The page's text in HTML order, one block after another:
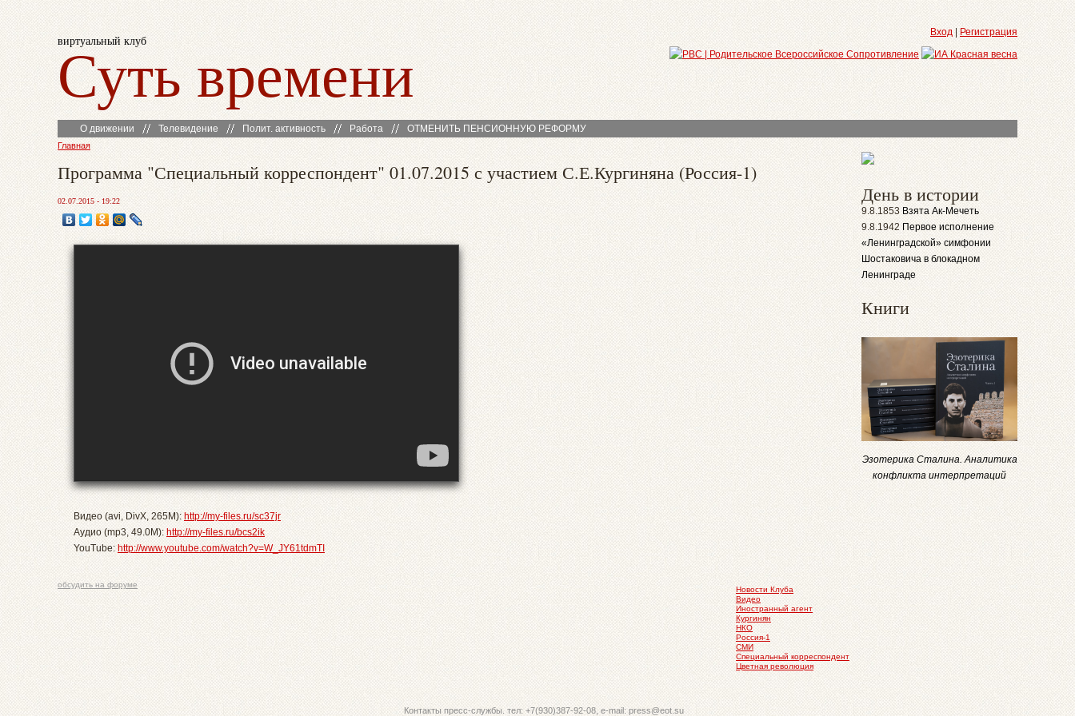
виртуальный клуб
Суть времени
Вход Регистрация
О движении Телевидение Полит. активность Работа ОТМЕНИТЬ ПЕНСИОННУЮ РЕФОРМУ
Главная
Программа "Специальный корреспондент" 01.07.2015 с участием С.Е.Кургиняна (Россия-1)
02.07.2015 - 19:22
Видео (avi, DivX, 265M): http://my-files.ru/sc37jr
Аудио (mp3, 49.0M): http://my-files.ru/bcs2ik
YouTube:http://www.youtube.com/watch?v=W_JY61tdmTI
Новости Клуба
Видео
Иностранный агент
Кургинян
НКО
Россия-1
СМИ
Специальный корреспондент
Цветная революция
обсудить на форуме
Контакты пресс-службы. тел: +7(930)387-92-08, e-mail: press@eot.su
День в истории
9.8.1853 Взята Ак-Мечеть
9.8.1942 Первое исполнение
«Ленинградской» симфонии
Шостаковича в блокадном
Ленинграде
Книги
Эзотерика Сталина. Аналитика
конфликта интерпретаций